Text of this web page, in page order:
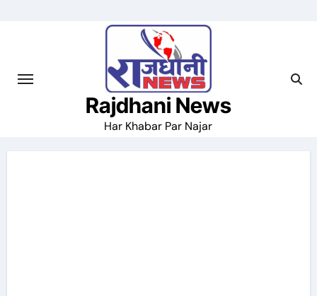
Rajdhani News
Har Khabar Par Najar